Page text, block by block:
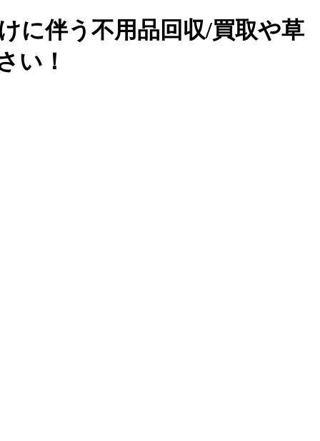
に伴う不用品回収/買取や草
い！